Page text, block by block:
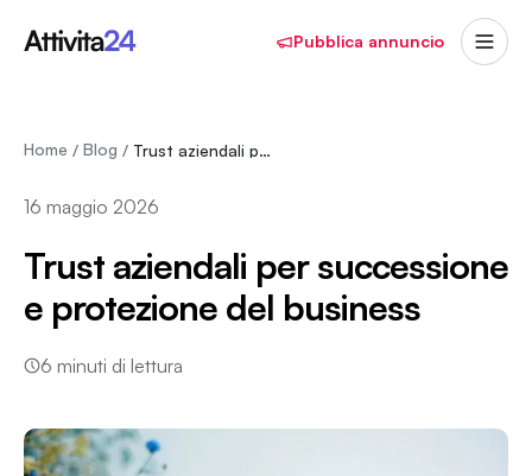
Pubblica annuncio
Home / Blog / Trust aziendali per successione e protezione d…
16 maggio 2026
Trust aziendali per successione
e protezione del business
6 minuti di lettura